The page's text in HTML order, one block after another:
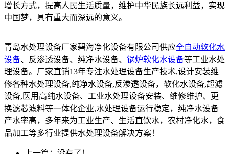
增长方式，提高人民生活质量，维护中华民族长远利益，实现
中国梦，具有重大而深远的意义。
青岛水处理设备厂家碧海净化设备有限公司供应全自动软化水
设备、反渗透设备、纯净水设备、 锅炉软化水设备等工业水处
理设备。厂家直销13年专注水处理设备生产技术,设计安装维
修各种水处理设备,纯净水设备,反渗透设备，软化水设备,超滤
设备,医用高纯水设备、工业水处理设备安装、维修维护、更
换滤芯滤料等一体化企业,水处理设备运行稳定，纯净水设备
产水率高，多年来为工业生产、生活直饮水，农村净化水，食
品加工等多行业提供水处理设备解决方案！